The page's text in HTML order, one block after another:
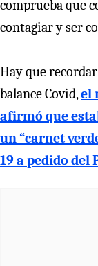
comprueba que
contagiar y ser
Hay que
balance Covid,el
afirmó que
un “carnet
19 a pedido del